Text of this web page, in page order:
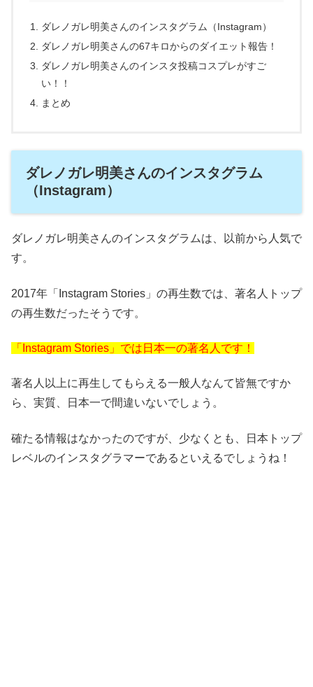
ダレノガレ明美さんのインスタグラム（Instagram）
ダレノガレ明美さんの67キロからのダイエット報告！
ダレノガレ明美さんのインスタ投稿コスプレがすご
い！！
まとめ
ダレノガレ明美さんのインスタグラム
（Instagram）
ダレノガレ明美さんのインスタグラムは、以前から人気で
す。
2017年「Instagram Stories」の再生数では、著名人トップ
の再生数だったそうです。
「Instagram Stories」では日本一の著名人です！
著名人以上に再生してもらえる一般人なんて皆無ですか
ら、実質、日本一で間違いないでしょう。
確たる情報はなかったのですが、少なくとも、日本トップ
レベルのインスタグラマーであるといえるでしょうね！